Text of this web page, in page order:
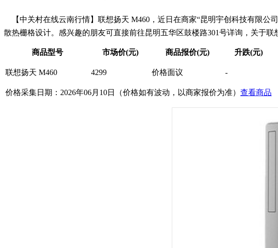
【中关村在线云南行情】联想扬天 M460，近日在商家“昆明宇创科技有限公
散热栅格设计。感兴趣的朋友可直接前往昆明五华区鼓楼路301号详询，关于联
商品型号 市场价(元) 商品报价(元) 升跌(元)
联想扬天 M460 4299 价格面议 -
价格采集日期：2026年06月10日（价格如有波动，以商家报价为准） 查看商品